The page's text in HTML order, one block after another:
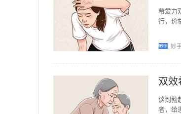
希爱力
行，价
妙
双
谈到勃
者，给